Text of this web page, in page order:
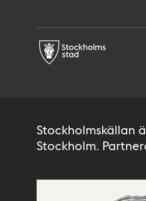
Stockholmskällan
Stockholm.